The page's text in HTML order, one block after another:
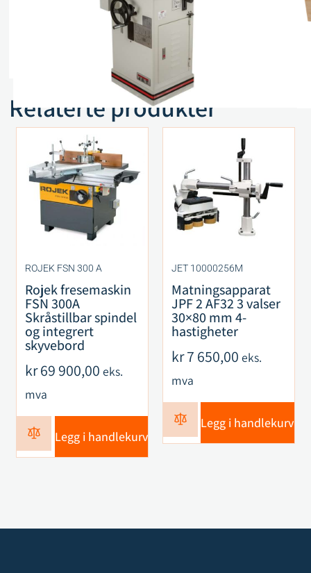
Spesifikasjoner
Relaterte produkter
ROJEK FSN 300 A
Rojek fresemaskin
FSN 300A
Skråstillbar spindel
og integrert
skyvebord
kr69 900,00 eks.
mva
Legg i handlekurv
JET 10000256M
Matningsapparat
JPF 2 AF32 3 valser
30×80 mm 4-
hastigheter
kr7 650,00 eks.
mva
Legg i handlekurv